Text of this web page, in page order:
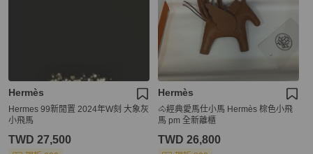
Hermès
Hermes 99新閒置 2024年W刻 大象灰
小飛馬
TWD 27,500
Hermès
🐴經典愛馬仕小馬 Hermès 棕色小飛
馬 pm 全新離櫃
TWD 26,800